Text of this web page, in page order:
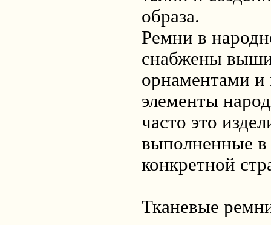
образа.
Ремни в
снабжены
орнаментами и
элементы
часто это
выполненные в
конкретной
Тканевые